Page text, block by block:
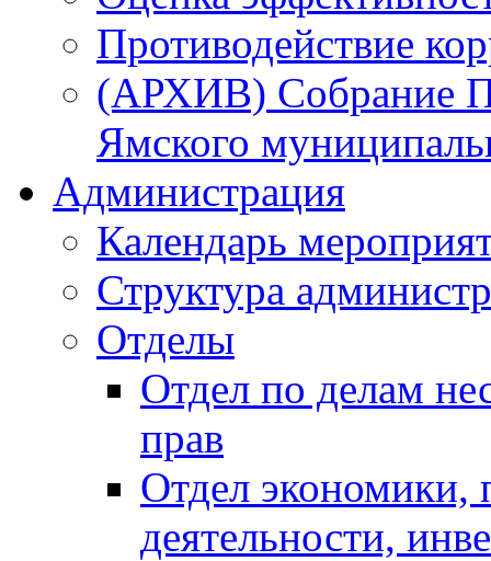
Противодействие
(АРХИВ) Собрание
Ямского
Администрация
Календарь
Структура
Отделы
Отдел по делам
прав
Отдел экономики,
деятельности,